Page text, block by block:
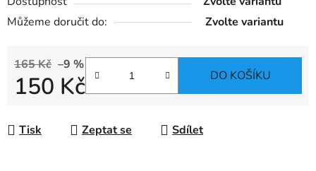
Můžeme doručit do:
Zvolte variantu
165 Kč –9 %
150 Kč DO KOŠÍKU
Tisk Zeptat se Sdílet